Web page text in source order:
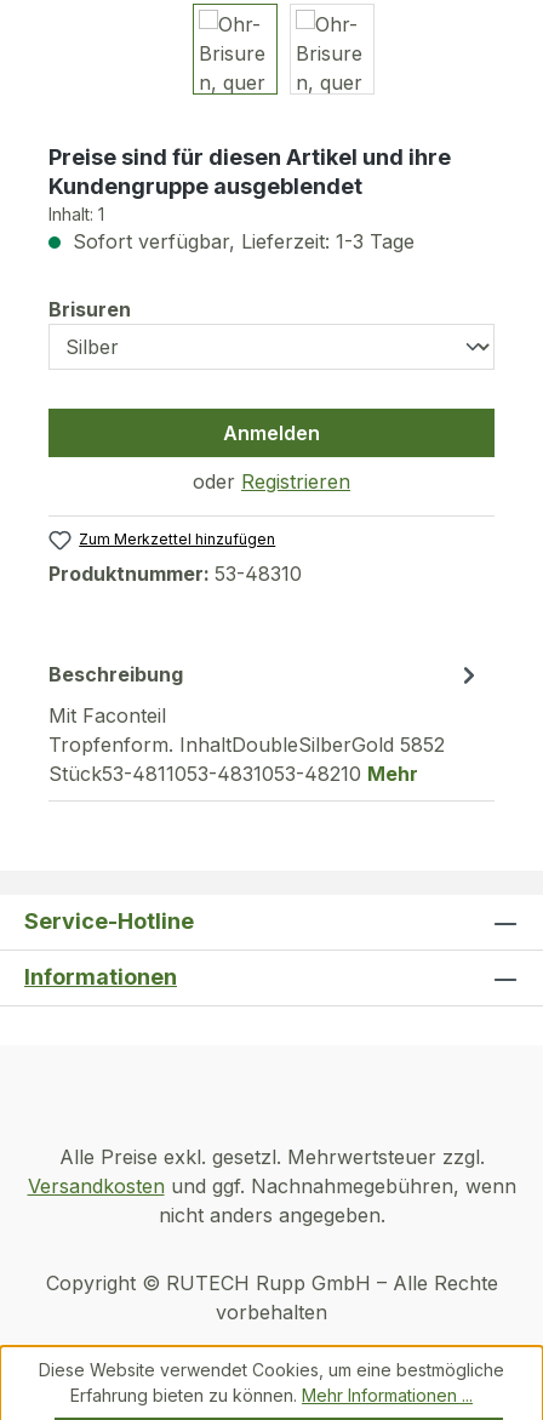
Preise sind für diesen Artikel und ihre
Kundengruppe ausgeblendet
Inhalt: 1
Sofort verfügbar, Lieferzeit: 1-3 Tage
Brisuren
Anmelden
oder Registrieren
Zum Merkzettel hinzufügen
Produktnummer: 53-48310
Beschreibung
Mit Faconteil
Tropfenform. InhaltDoubleSilberGold 5852
Stück53-4811053-4831053-48210 Mehr
Service-Hotline
Informationen
Alle Preise exkl. gesetzl. Mehrwertsteuer zzgl.
Versandkosten und ggf. Nachnahmegebühren, wenn
nicht anders angegeben.
Copyright © RUTECH Rupp GmbH – Alle Rechte
vorbehalten
Diese Website verwendet Cookies, um eine bestmögliche
Erfahrung bieten zu können. Mehr Informationen ...